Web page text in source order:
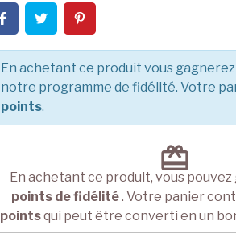
En achetant ce produit vous gagnerez
notre programme de fidélité. Votre
points.
redeem
En achetant ce produit, vous pouvez
points de fidélité. Votre panier
pointsqui peut être converti en un